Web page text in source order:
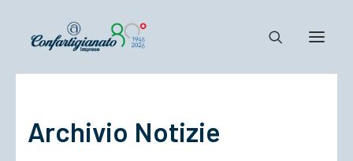
Confartigianato
Archivio Notizie